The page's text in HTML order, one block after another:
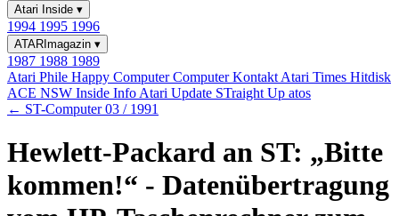
Atari Inside ▾
1994 1995 1996
ATARImagazin ▾
1987 1988 1989
Atari Phile Happy ComputerComputer Kontakt Atari Times Hitdisk
ACE NSW Inside Info Atari Update STraight Up atos
← ST-Computer 03 / 1991
Hewlett-Packard an ST: „Bitte
kommen!“ - Datenübertragung